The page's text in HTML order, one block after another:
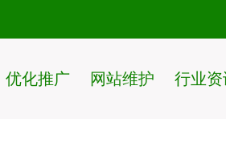
优化推广 网站维护 行业资